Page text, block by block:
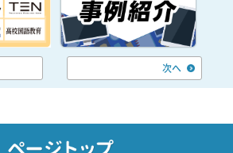
次へ